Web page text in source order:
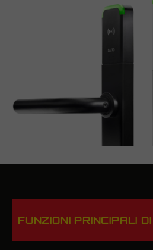
FUNZIONI PRINCIPALI